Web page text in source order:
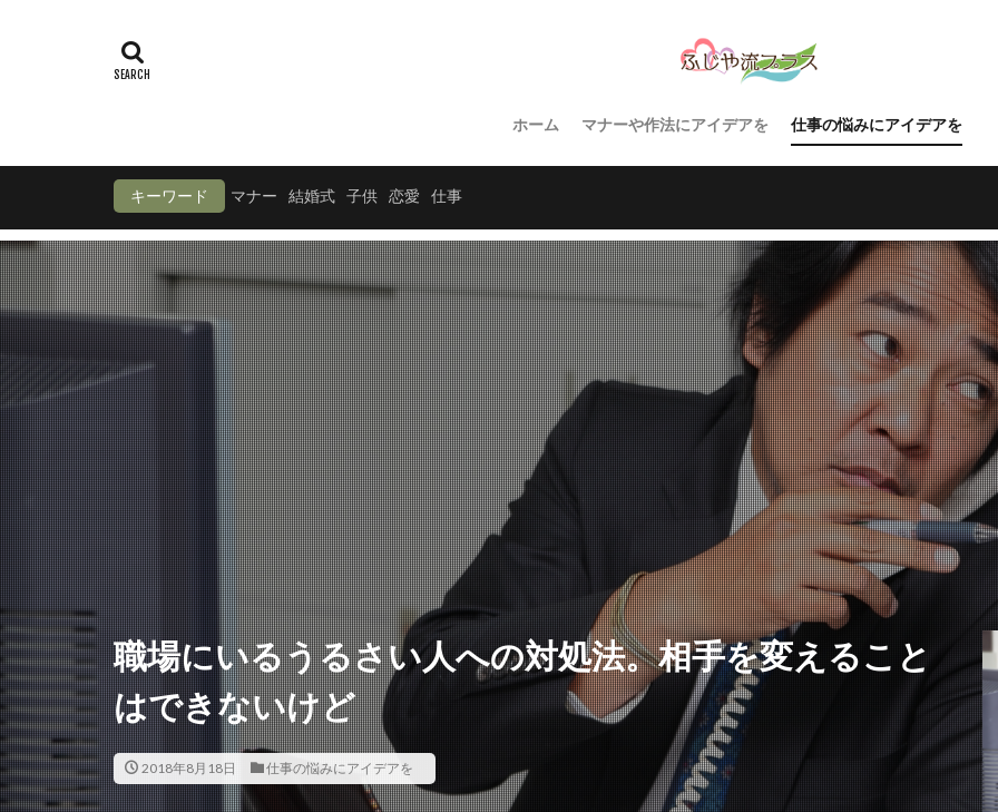
ホーム マナーや作法にアイデアを 仕事の悩みにアイデアを
キーワード マナー 結婚式 子供 恋愛 仕事
職場にいるうるさい人への対処法。相手を変えること
はできないけど
2018年8月18日 仕事の悩みにアイデアを